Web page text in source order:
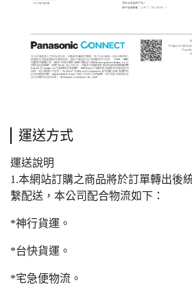
運送方式
運送說明
1.本網站訂購之商品將於訂單轉出後
繫配送，本公司配合物流如下：
*神行貨運。
*台快貨運。
*宅急便物流。